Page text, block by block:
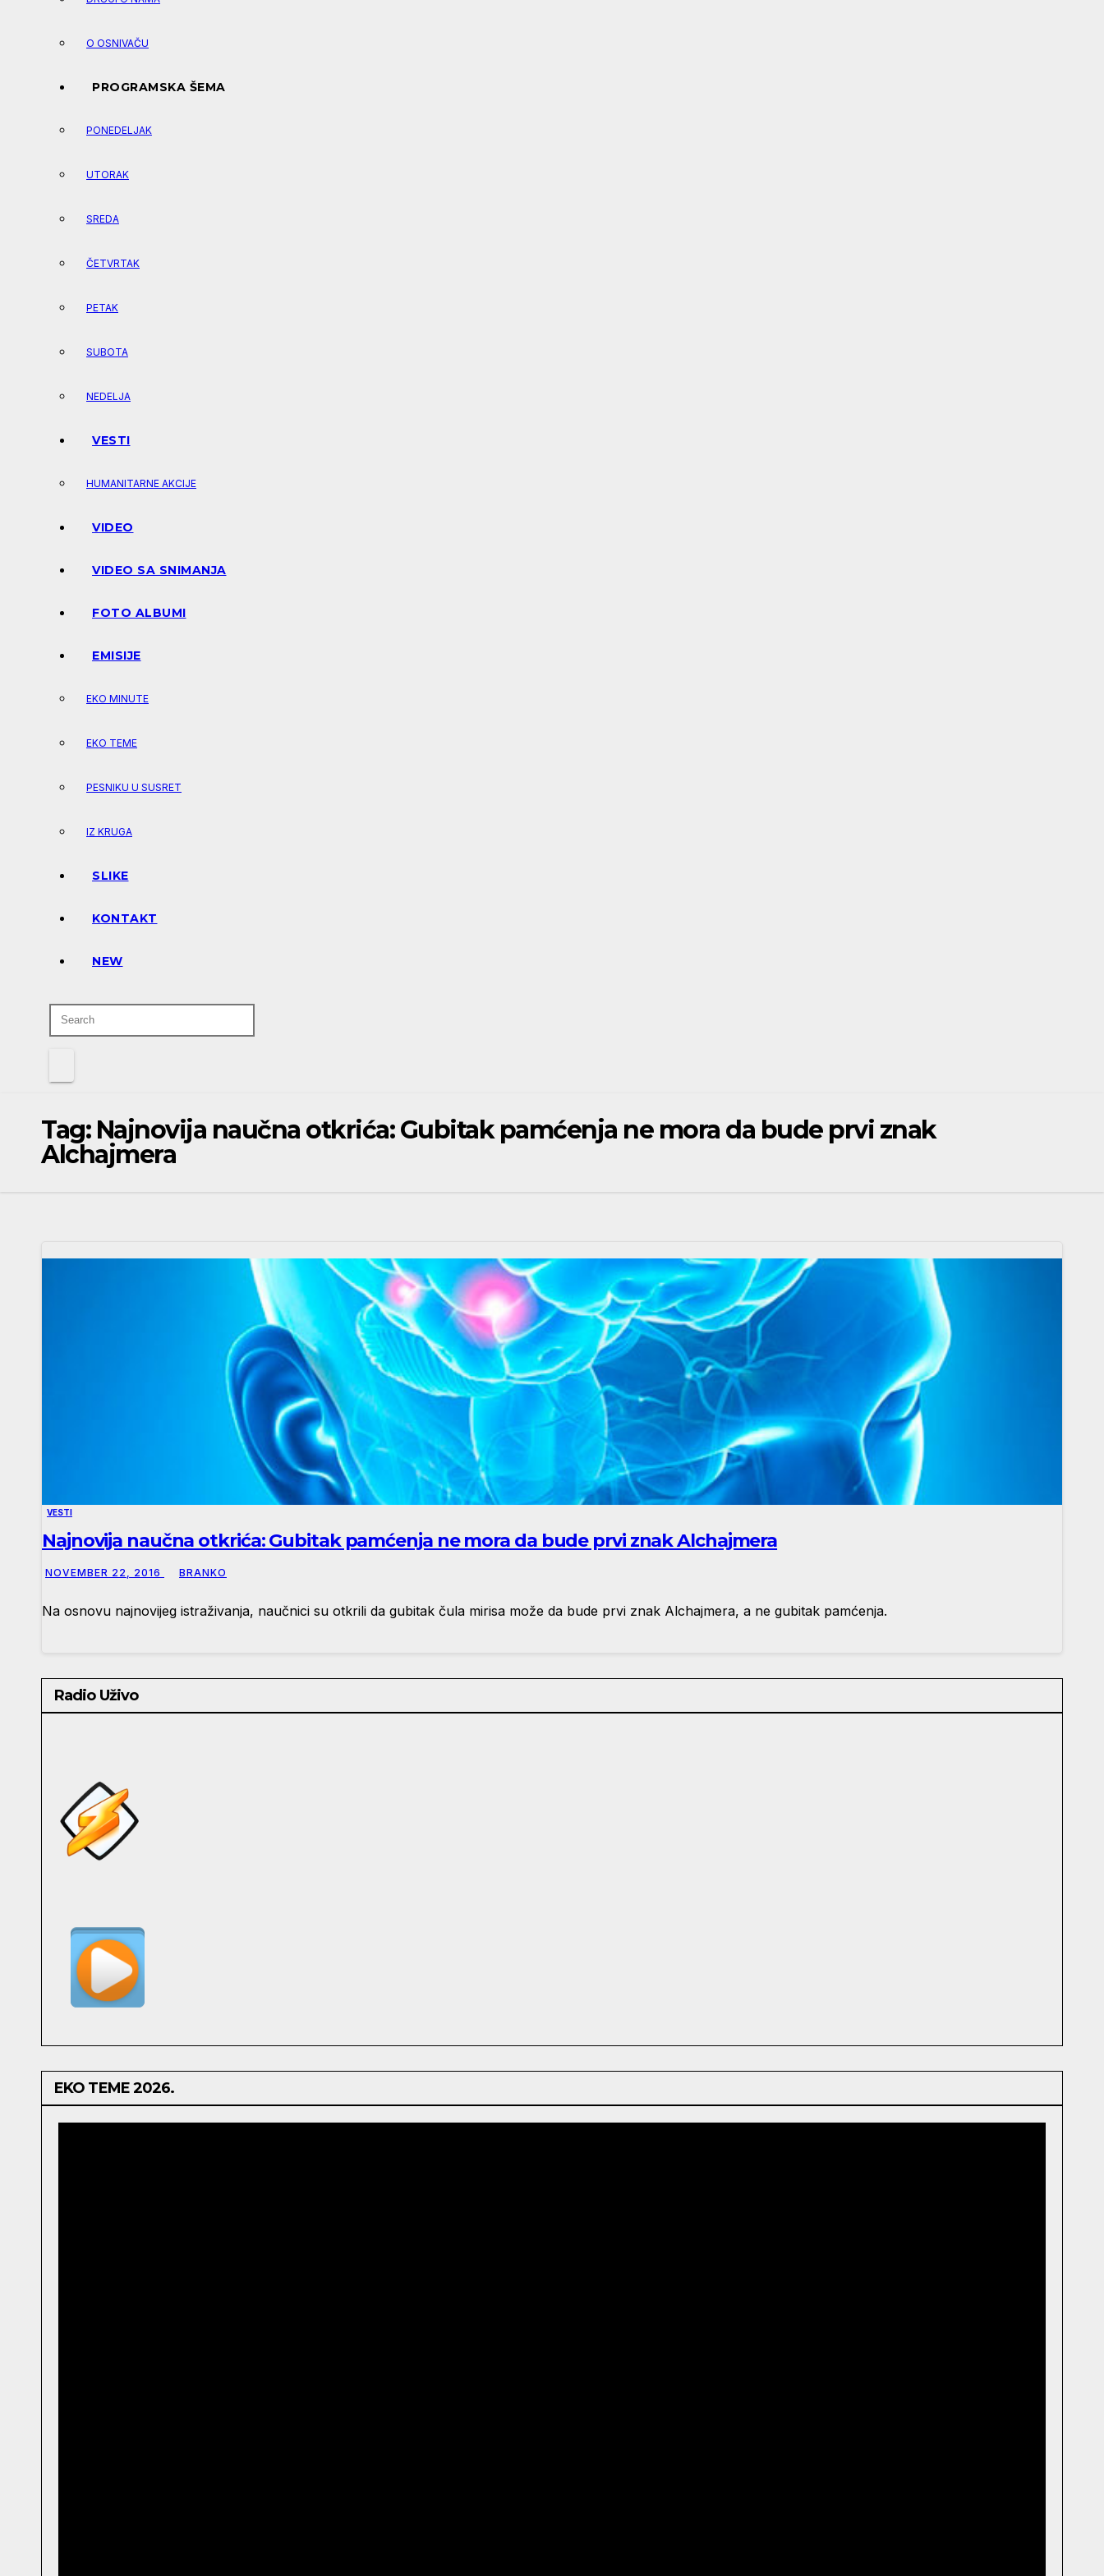
O OSNIVAČU
PROGRAMSKA ŠEMA
PONEDELJAK
UTORAK
SREDA
ČETVRTAK
PETAK
SUBOTA
NEDELJA
VESTI
HUMANITARNE AKCIJE
VIDEO
VIDEO SA SNIMANJA
FOTO ALBUMI
EMISIJE
EKO MINUTE
EKO TEME
PESNIKU U SUSRET
IZ KRUGA
SLIKE
KONTAKT
NEW
Tag: Najnovija naučna otkrića: Gubitak pamćenja ne mora da bude prvi znak
Alchajmera
VESTI
Najnovija naučna otkrića: Gubitak pamćenja ne mora da bude prvi znak Alchajmera
NOVEMBER 22, 2016 BRANKO
Na osnovu najnovijeg istraživanja, naučnici su otkrili da gubitak čula mirisa može da bude prvi znak Alchajmera, a ne gubitak pamćenja.
Radio Uživo
EKO TEME 2026.